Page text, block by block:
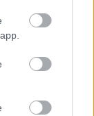
új